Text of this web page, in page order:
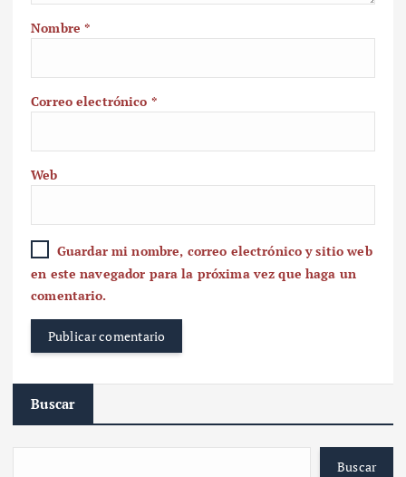
Nombre*
Correo electrónico *
Web
Guardar mi nombre, correo electrónico y sitio web
en este navegador para la próxima vez que haga un
comentario.
Buscar
Buscar